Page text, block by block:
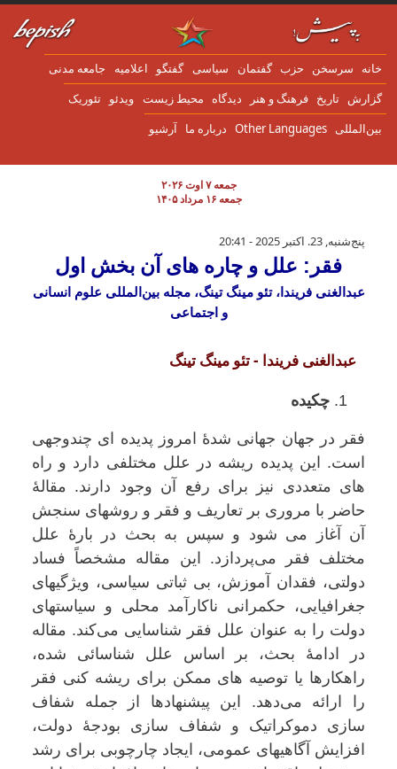
به محتوای اصلی
سرسخن حزب گفتمان سياسی گفتگو اعلاميه جامعه مدنی
تاریخ فرهنگ و هنر دیدگاه محیط زیست ویدئو تئوریک
Other Languages درباره ما آرشیو
جمعه ۷ اوت ۲۰۲۶
جمعه ۱۶ مرداد ۱۴۰۵
فقر: علل و چاره های آن بخش اول
پنج‌شنبه, 23. اکتبر 2025 - 20:41
فقر: علل و چاره های آن بخش اول
عبدالغنی فریندا، تئو مینگ تینگ، مجله بین‌المللی علوم انسانی
و اجتماعی
عبدالغنی فریندا - تئو مینگ تینگ
چکیده
فقر در جهان جهانی شدۀ امروز پدیده ای چندوجهی
است. این پدیده ریشه در علل مختلفی دارد و راه
های متعددی نیز برای رفع آن وجود دارند. مقالۀ
حاضر با مروری بر تعاریف و فقر و روشهای سنجش
آن آغاز می شود و سپس به بحث در بارۀ علل
مختلف فقر می‌پردازد. این مقاله مشخصاً فساد
دولتی، فقدان آموزش، بی ثباتی سیاسی، ویژگیهای
جغرافیایی، حکمرانی ناکارآمد محلی و سیاستهای
دولت را به عنوان علل فقر شناسایی می‌کند. مقاله
در ادامۀ بحث، بر اساس علل شناسائی شده،
راهکارها یا توصیه های ممکن برای ریشه کنی فقر
را ارائه می‌دهد. این پیشنهادها از جمله شفاف
سازی دموکراتیک و شفاف سازی بودجۀ دولت،
افزایش آگاهیهای عمومی، ایجاد چارچوبی برای رشد